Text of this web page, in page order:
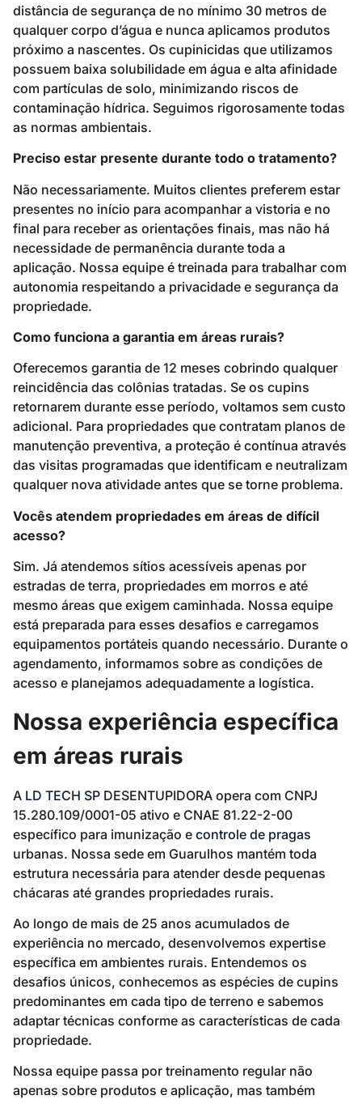
distância de segurança de no mínimo 30 metros de
qualquer corpo d’água e nunca aplicamos produtos
próximo a nascentes. Os cupinicidas que utilizamos
possuem baixa solubilidade em água e alta afinidade
com partículas de solo, minimizando riscos de
contaminação hídrica. Seguimos rigorosamente todas
as normas ambientais.
Preciso estar presente durante todo o tratamento?
Não necessariamente. Muitos clientes preferem estar
presentes no início para acompanhar a vistoria e no
final para receber as orientações finais, mas não há
necessidade de permanência durante toda a
aplicação. Nossa equipe é treinada para trabalhar com
autonomia respeitando a privacidade e segurança da
propriedade.
Como funciona a garantia em áreas rurais?
Oferecemos garantia de 12 meses cobrindo qualquer
reincidência das colônias tratadas. Se os cupins
retornarem durante esse período, voltamos sem custo
adicional. Para propriedades que contratam planos de
manutenção preventiva, a proteção é contínua através
das visitas programadas que identificam e neutralizam
qualquer nova atividade antes que se torne problema.
Vocês atendem propriedades em áreas de difícil
acesso?
Sim. Já atendemos sítios acessíveis apenas por
estradas de terra, propriedades em morros e até
mesmo áreas que exigem caminhada. Nossa equipe
está preparada para esses desafios e carregamos
equipamentos portáteis quando necessário. Durante o
agendamento, informamos sobre as condições de
acesso e planejamos adequadamente a logística.
Nossa experiência específica
em áreas rurais
A LD TECH SP DESENTUPIDORA opera com CNPJ
15.280.109/0001-05 ativo e CNAE 81.22-2-00
específico para imunização e controle de pragas
urbanas. Nossa sede em Guarulhos mantém toda
estrutura necessária para atender desde pequenas
chácaras até grandes propriedades rurais.
Ao longo de mais de 25 anos acumulados de
experiência no mercado, desenvolvemos expertise
específica em ambientes rurais. Entendemos os
desafios únicos, conhecemos as espécies de cupins
predominantes em cada tipo de terreno e sabemos
adaptar técnicas conforme as características de cada
propriedade.
Nossa equipe passa por treinamento regular não
apenas sobre produtos e aplicação, mas também